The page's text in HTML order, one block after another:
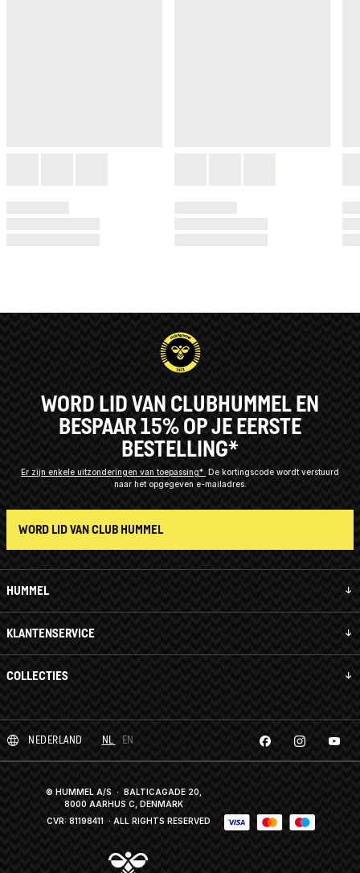
HUMMEL
KLANTENSERVICE
COLLECTIES
WORD LID VAN CLUBHUMMEL EN
BESPAAR 15% OP JE EERSTE
BESTELLING*
Er zijn enkele uitzonderingen van toepassing*
De kortingscode wordt verstuurd
naar het opgegeven e-mailadres.
WORD LID VAN CLUB HUMMEL
NEDERLAND NL EN
© HUMMEL A/S · BALTICAGADE 20,
8000 AARHUS C, DENMARK
CVR: 81198411 · ALL RIGHTS RESERVED